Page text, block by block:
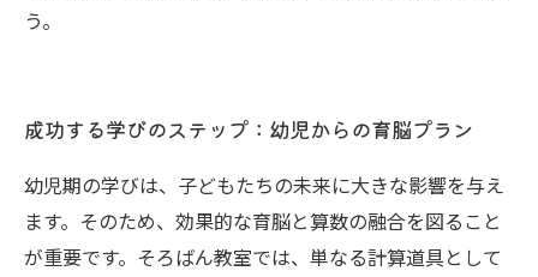
う。
成功する学びのステップ：幼児からの育脳プラン
幼児期の学びは、子どもたちの未来に大きな影響を与え
ます。そのため、効果的な育脳と算数の融合を図ること
が重要です。そろばん教室では、単なる計算道具として